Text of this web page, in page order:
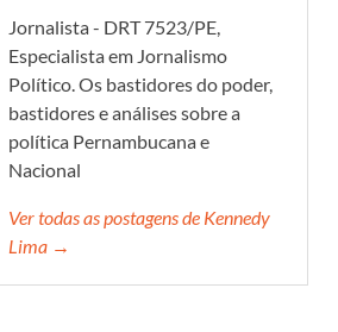
Jornalista - DRT 7523/PE,
Especialista em Jornalismo
Político. Os bastidores do poder,
bastidores e análises sobre a
política Pernambucana e
Nacional
Ver todas as postagens de Kennedy
Lima →